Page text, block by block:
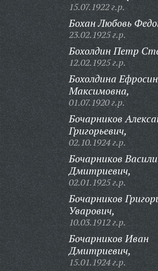
15.07.1922 г.р.
Бохан Любовь
23.02.1925 г.р.
Бохолдин Петр
12.02.1925 г.р.
Бохолдина
Максимовна,
01.07.1920 г.р.
Бочарников
Григорьевич,
02.10.1924 г.р.
Бочарников
Дмитриевич,
02.01.1925 г.р.
Бочарников
Уварович,
10.03.1912 г.р.
Бочарников Иван
Дмитриевич,
15.01.1924 г.р.